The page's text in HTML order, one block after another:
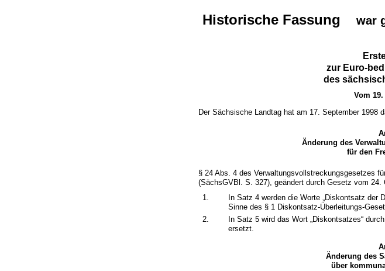
Historische Fassung war
zur Euro-
des
Vom
Der Sächsische Landtag hat am 17. September 1998
Änderung des
für den
§ 24 Abs. 4 des Verwaltungsvollstreckungsgesetzes
(SächsGVBl. S. 327), geändert durch Gesetz vom
1.
In Satz 4 werden die Worte „Diskontsatz der
Sinne des § 1 Diskontsatz-Überleitungs-
2.
In Satz 5 wird das Wort „Diskontsatzes“
ersetzt.
Änderung des
über